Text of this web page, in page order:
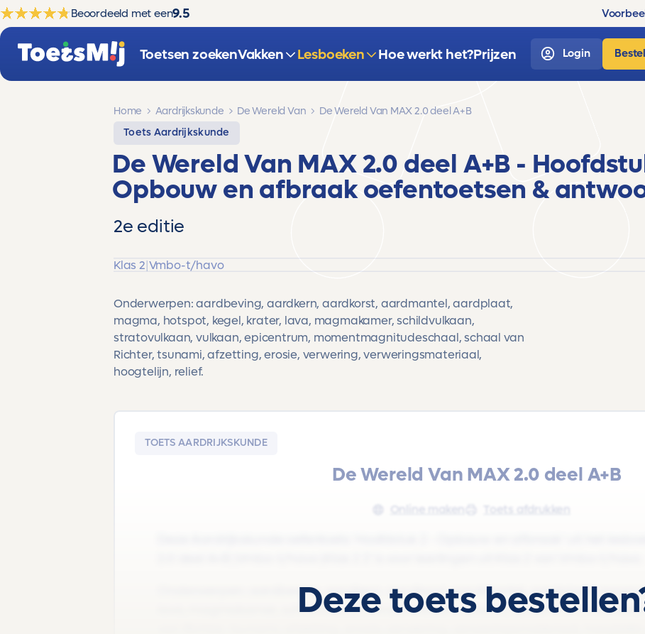
Beoordeeld met een9.5
Toetsen zoekenVakken Lesboeken Hoe werkt het?Prijzen Login
Home Aardrijkskunde De Wereld Van
De Wereld Van MAX 2.0 deel A+B
Toets Aardrijkskunde
De Wereld Van MAX 2.0 deel A+B -
Opbouw en afbraakoefentoetsen &
2e editie
Klas 2|Vmbo-t/havo
Onderwerpen: aardbeving, aardkern, aardkorst, aardmantel, aardplaat,
magma, hotspot, kegel, krater, lava, magmakamer, schildvulkaan,
stratovulkaan, vulkaan, epicentrum, momentmagnitudeschaal, schaal van
Richter, tsunami, afzetting, erosie, verwering, verweringsmateriaal,
hoogtelijn, relief.
TOETS AARDRIJKSKUNDE
De Wereld Van MAX 2.0 deel A+B
Online maken Toets afdrukken
Onderwerpen: aardbeving, aardkern, aardkorst, aardmantel, aardplaat,
lava, magmakamer, schildvulkaan, stratovulkaan, vulkaan, epicentrum,
Deze toets